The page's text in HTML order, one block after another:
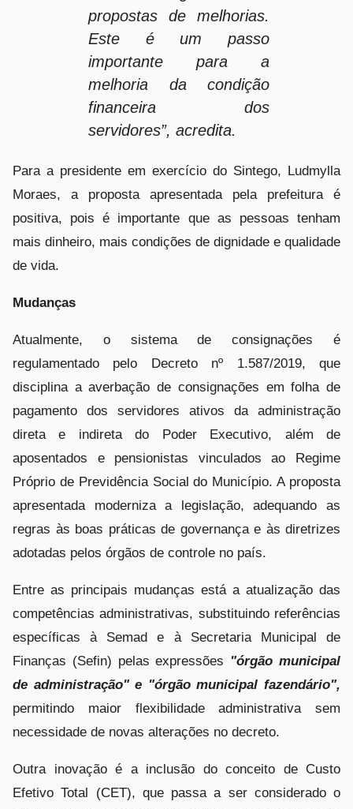
propostas de melhorias.
Este é um passo
importante para a
melhoria da condição
financeira dos
servidores”, acredita.
Para a presidente em exercício do Sintego, Ludmylla
Moraes, a proposta apresentada pela prefeitura é
positiva, pois é importante que as pessoas tenham
mais dinheiro, mais condições de dignidade e qualidade
de vida.
Mudanças
Atualmente, o sistema de consignações é
regulamentado pelo Decreto nº 1.587/2019, que
disciplina a averbação de consignações em folha de
pagamento dos servidores ativos da administração
direta e indireta do Poder Executivo, além de
aposentados e pensionistas vinculados ao Regime
Próprio de Previdência Social do Município. A proposta
apresentada moderniza a legislação, adequando as
regras às boas práticas de governança e às diretrizes
adotadas pelos órgãos de controle no país.
Entre as principais mudanças está a atualização das
competências administrativas, substituindo referências
específicas à Semad e à Secretaria Municipal de
Finanças (Sefin) pelas expressões "órgão municipal
de administração" e "órgão municipal fazendário",
permitindo maior flexibilidade administrativa sem
necessidade de novas alterações no decreto.
Outra inovação é a inclusão do conceito de Custo
Efetivo Total (CET), que passa a ser considerado o